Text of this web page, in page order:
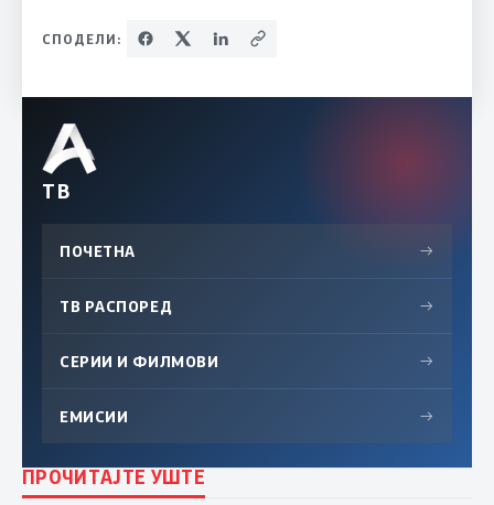
СПОДЕЛИ:
ТВ
ПОЧЕТНА →
ТВ РАСПОРЕД →
СЕРИИ И ФИЛМОВИ →
ЕМИСИИ →
ПРОЧИТАЈТЕ УШТЕ